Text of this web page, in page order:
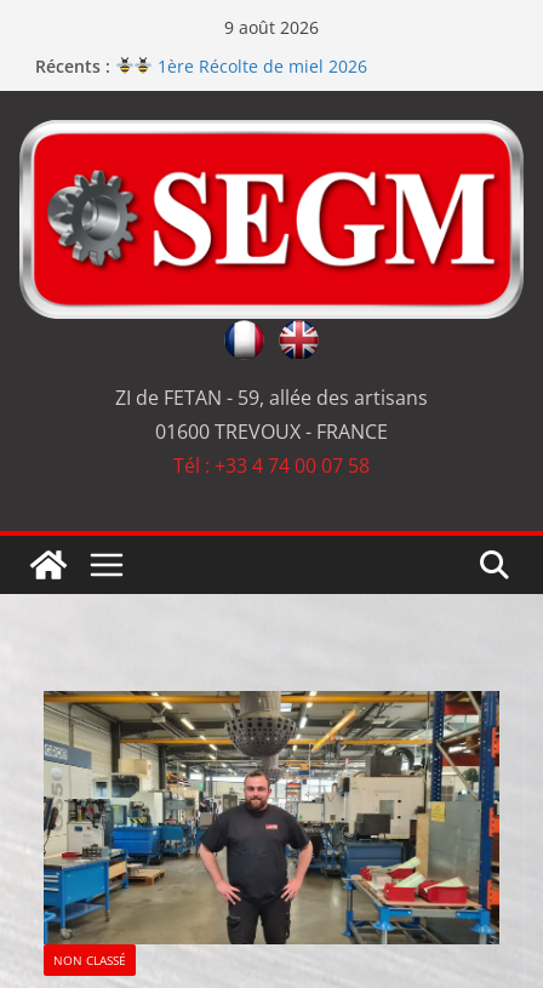
9 août 2026
Récents :
1ère Récolte de miel 2026
Renouvellement de la certification ISO 9001
Le repas d’équipe de SEGM allume le feu
Jérôme en renfort sur la qualité de #SEGM
ZI de FETAN - 59, allée des artisans
01600 TREVOUX - FRANCE
Tél : +33 4 74 00 07 58
NON CLASSÉ